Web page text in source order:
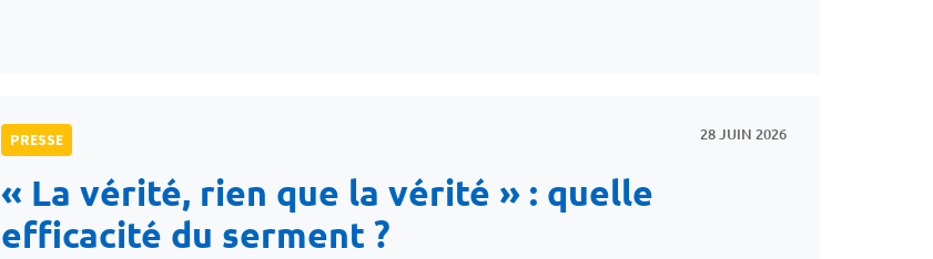
PRESSE
« La vérité, rien que la vérité » : quelle
efficacité du serment ?
28 JUIN 2026